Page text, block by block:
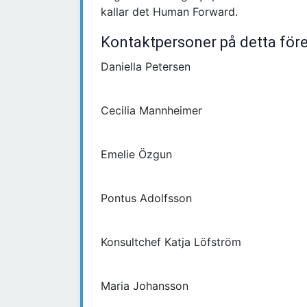
kallar det Human Forward.
Kontaktpersoner på detta
Daniella Petersen
Cecilia Mannheimer
Emelie Özgun
Pontus Adolfsson
Konsultchef Katja Löfström
Maria Johansson